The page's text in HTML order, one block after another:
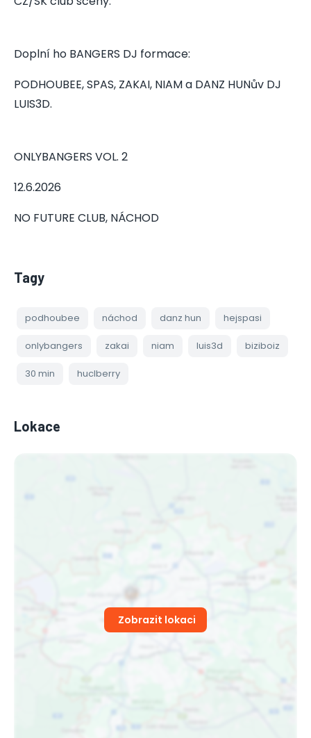
Doplní ho BANGERS DJ formace:
PODHOUBEE, SPAS, ZAKAI, NIAM a DANZ HUNův DJ
LUIS3D.
ONLYBANGERS VOL. 2
12.6.2026
NO FUTURE CLUB, NÁCHOD
Tagy
podhoubee náchod danz hun hejspasi
onlybangers zakai niam luis3d biziboiz
30 min huclberry
Lokace
Zobrazit lokaci